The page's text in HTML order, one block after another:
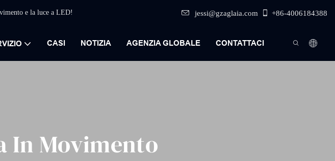
e la luce a LED! jessi@gzaglaia.com +86-4006184388
CASI NOTIZIA AGENZIA GLOBALE CONTATTACI
In Movimento